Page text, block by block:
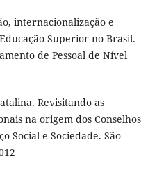
internacionalização e
Superior no Brasil.
de Pessoal de Nível
Revisitando as
na origem dos Conselhos
Social e Sociedade. São